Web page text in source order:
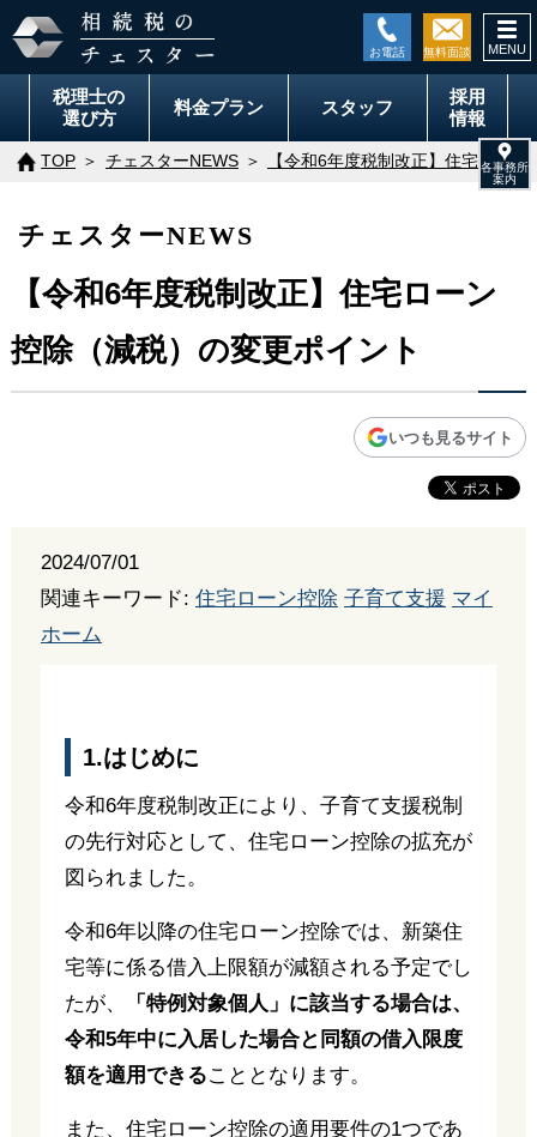
税理士の
選び方
料金プラン スタッフ
採用
情報
TOP チェスターNEWS 【令和6年度税制改正】住宅ロー
チェスターNEWS
【令和6年度税制改正】住宅ローン
控除（減税）の変更ポイント
いつも見るサイト
2024/07/01
関連キーワード: 住宅ローン控除 子育て支援 マイ
ホーム
1.はじめに
令和6年度税制改正により、子育て支援税制
の先行対応として、住宅ローン控除の拡充が
図られました。
令和6年以降の住宅ローン控除では、新築住
宅等に係る借入上限額が減額される予定でし
たが、
「特例対象個人」に該当する場合は、
令和5年中に入居した場合と同額の借入限度
額を適用できることとなります。
また、住宅ローン控除の適用要件の1つであ